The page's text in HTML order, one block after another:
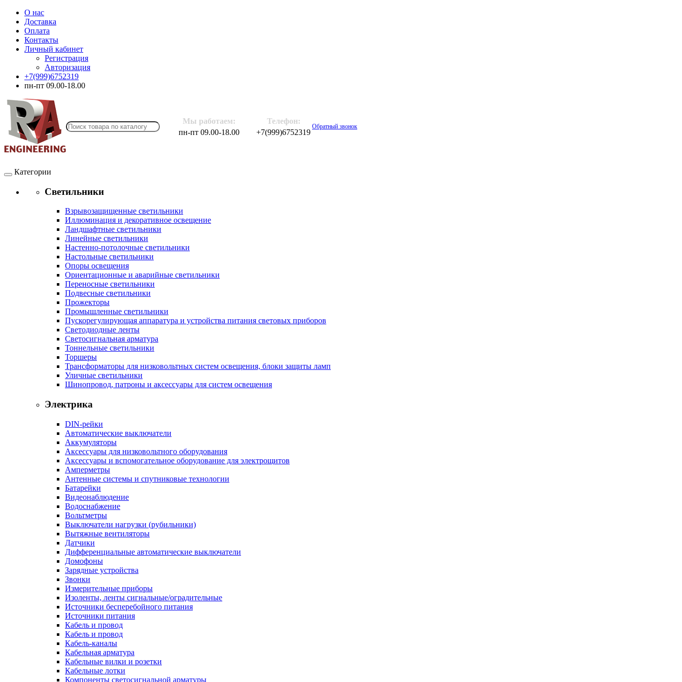
О нас
Доставка
Оплата
Контакты
Личный кабинет
Регистрация
Авторизация
+7(999)6752319
пн-пт 09.00-18.00
Мы работаем:
Телефон:
пн-пт 09.00-18.00
+7(999)6752319
Обратный звонок
Категории
Светильники
Взрывозащищенные светильники
Иллюминация и декоративное освещение
Ландшафтные светильники
Линейные светильники
Настенно-потолочные светильники
Настольные светильники
Опоры освещения
Ориентационные и аварийные светильники
Переносные светильники
Подвесные светильники
Прожекторы
Промышленные светильники
Пускорегулирующая аппаратура и устройства питания световых приборов
Светодиодные ленты
Светосигнальная арматура
Тоннельные светильники
Торшеры
Трансформаторы для низковольтных систем освещения, блоки защиты ламп
Уличные светильники
Шинопровод, патроны и аксессуары для систем освещения
Электрика
DIN-рейки
Автоматические выключатели
Аккумуляторы
Аксессуары для низковольтного оборудования
Аксессуары и вспомогательное оборудование для электрощитов
Амперметры
Антенные системы и спутниковые технологии
Батарейки
Видеонаблюдение
Водоснабжение
Вольтметры
Выключатели нагрузки (рубильники)
Вытяжные вентиляторы
Датчики
Дифференциальные автоматические выключатели
Домофоны
Зарядные устройства
Звонки
Измерительные приборы
Изоленты, ленты сигнальные/оградительные
Источники бесперебойного питания
Источники питания
Кабель и провод
Кабель и провод
Кабель-каналы
Кабельная арматура
Кабельные вилки и розетки
Кабельные лотки
Компоненты светосигнальной арматуры